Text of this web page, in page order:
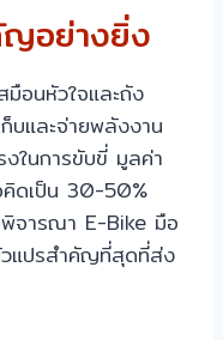
อย่างยิ่ง
มือนหัวใจและถัง
บและจ่ายพลังงาน
ในการขับขี่ มูลค่า
คิดเป็น 30-50%
จารณา E-Bike มือ
แปรสำคัญที่สุดที่ส่ง